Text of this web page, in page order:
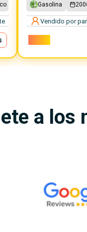
Gasolina
Vendido por
a los